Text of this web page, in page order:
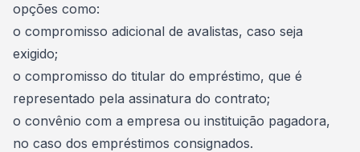
opções como:
o compromisso adicional de avalistas, caso seja
exigido;
o compromisso do titular do empréstimo, que é
representado pela assinatura do contrato;
o convênio com a empresa ou instituição pagadora,
no caso dos empréstimos consignados.